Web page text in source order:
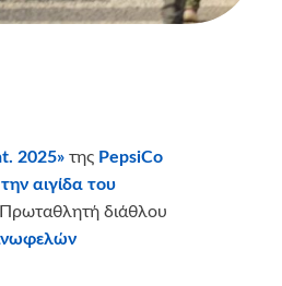
. 2025» της PepsiCo
αιγίδα του
διάθλου